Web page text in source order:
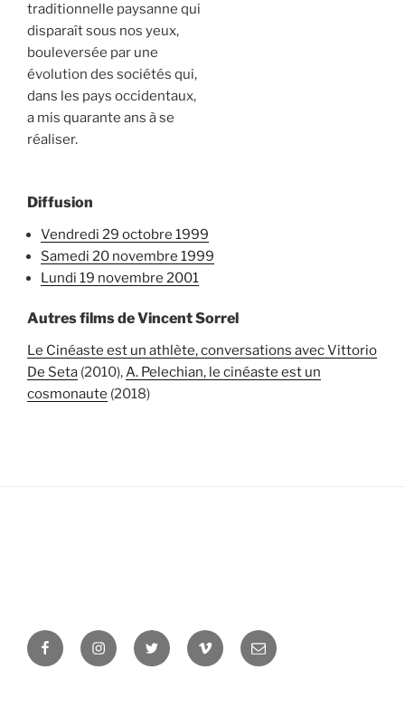
traditionnelle paysanne qui
disparaît sous nos yeux,
bouleversée par une
évolution des sociétés qui,
dans les pays occidentaux,
a mis quarante ans à se
réaliser.
Diffusion
vendredi 29 octobre 1999
samedi 20 novembre 1999
lundi 19 novembre 2001
Autres films de Vincent Sorrel
Le Cinéaste est un athlète, conversations avec Vittorio
De Seta (2010),A. Pelechian, le cinéaste est un
cosmonaute (2018)
FacebookInstagramTwitter Vimeo Newsletter